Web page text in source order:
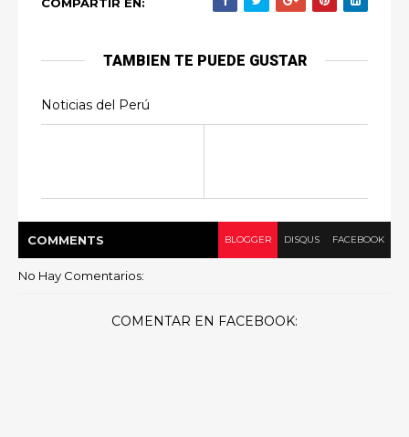
TAMBIEN TE PUEDE GUSTAR
Noticias del Perú
COMMENTS BLOGGER DISQUS FACEBOOK
No Hay Comentarios:
COMENTAR EN FACEBOOK: